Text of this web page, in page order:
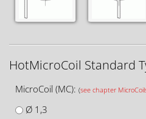
HotMicroCoil Standard
MicroCoil (MC): (see chapter
Ø 1,3